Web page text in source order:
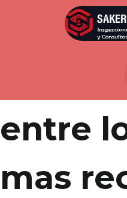
Publicada
Las
entre
mas